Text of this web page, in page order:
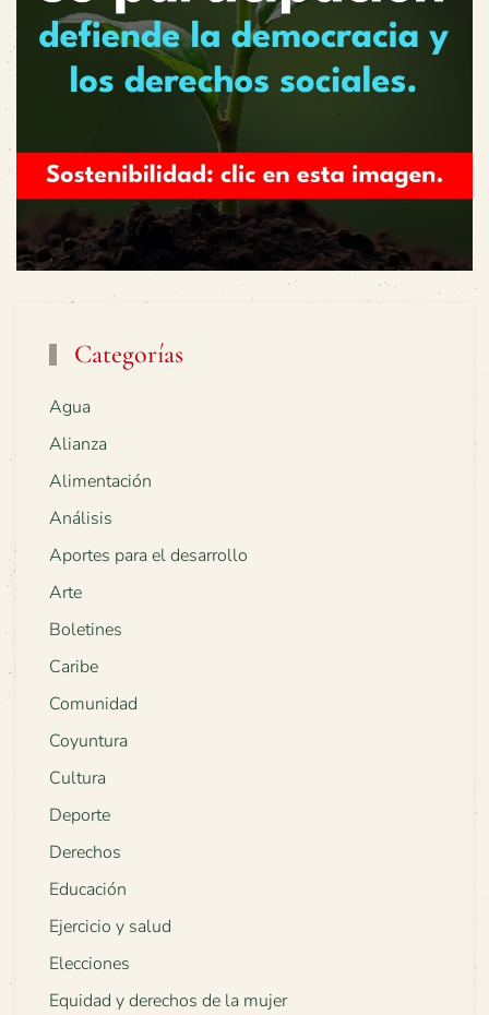
Categorías
Agua
Alianza
Alimentación
Análisis
Aportes para el desarrollo
Arte
Boletines
Caribe
Comunidad
Coyuntura
Cultura
Deporte
Derechos
Educación
Ejercicio y salud
Elecciones
Equidad y derechos de la mujer